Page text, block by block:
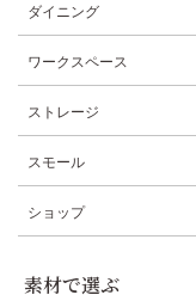
ダイニング
ワークスペース
ストレージ
スモール
ショップ
素材で選ぶ